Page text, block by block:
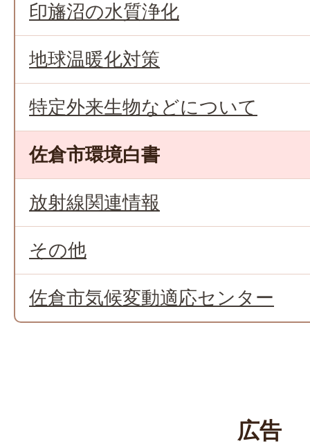
印旛沼の水質浄化
地球温暖化対策
特定外来生物などについて
佐倉市環境白書
放射線関連情報
その他
佐倉市気候変動適応センター
広告